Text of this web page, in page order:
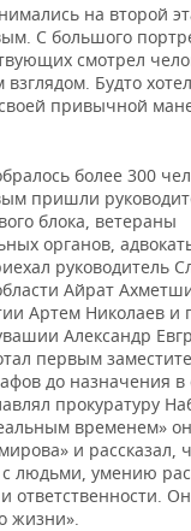
на второй
С большого
смотрел
Будто
своей привычной
более 300
пришли
блока, ветераны
органов,
руководитель
Айрат
Артем Николаев и
Александр
первым
до назначения
прокуратуру
временем»
и рассказал,
людьми, умению
ответственности.
жизни».